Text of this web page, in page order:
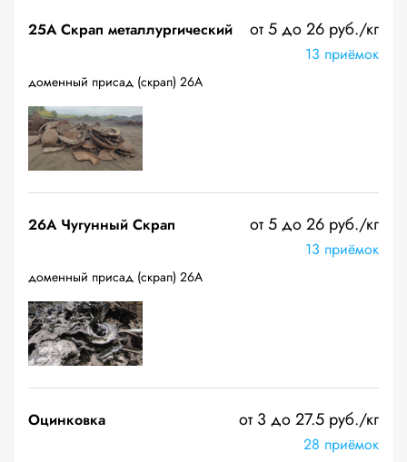
25A Скрап металлургический от 5 до 26 руб./кг
13 приёмок
доменный присад (скрап) 26А
26A Чугунный Скрап от 5 до 26 руб./кг
13 приёмок
доменный присад (скрап) 26А
Оцинковка от 3 до 27.5 руб./кг
28 приёмок